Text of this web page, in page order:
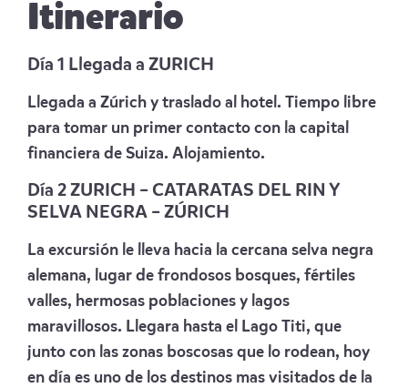
Itinerario
Día 1 Llegada a ZURICH
Llegada a Zúrich y traslado al hotel. Tiempo libre
para tomar un primer contacto con la capital
financiera de Suiza. Alojamiento.
Día 2 ZURICH – CATARATAS DEL RIN Y
SELVA NEGRA – ZÚRICH
La excursión le lleva hacia la cercana selva negra
alemana, lugar de frondosos bosques, fértiles
valles, hermosas poblaciones y lagos
maravillosos. Llegara hasta el Lago Titi, que
junto con las zonas boscosas que lo rodean, hoy
en día es uno de los destinos mas visitados de la